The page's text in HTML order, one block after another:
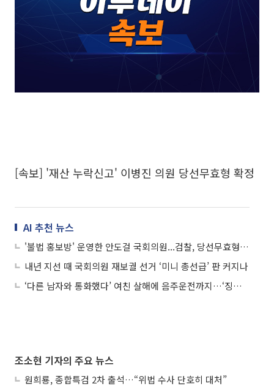
[속보] '재산 누락신고' 이병진 의원 당선무효형 확정
AI 추천 뉴스
'불법 홍보방' 운영한 안도걸 국회의원...검찰, 당선무효형 구형
내년 지선 때 국회의원 재보궐 선거 ‘미니 총선급’ 판 커지나
‘다른 남자와 통화했다’ 여친 살해에 음주운전까지…‘징역 28년’ 확정
조소현 기자의 주요 뉴스
원희룡, 종합특검 2차 출석…“위법 수사 단호히 대처”